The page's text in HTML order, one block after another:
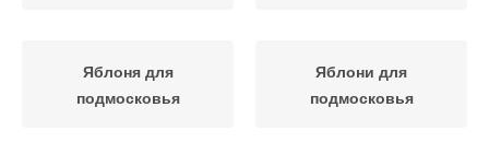
Яблоня для
подмосковья
Яблони для
подмосковья